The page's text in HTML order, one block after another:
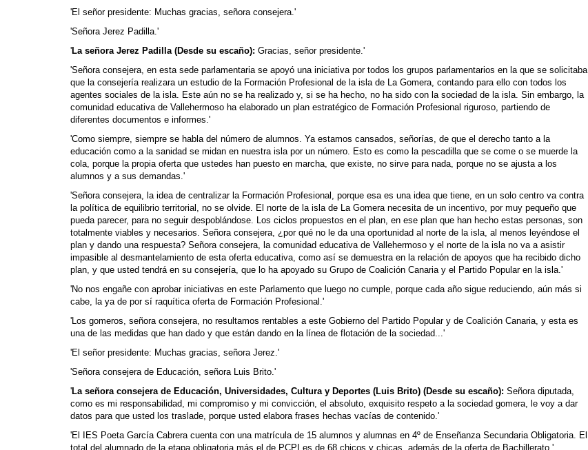
'El señor presidente: Muchas gracias, señora consejera.'
'Señora Jerez Padilla.'
'La señora Jerez Padilla (Desde su escaño): Gracias, señor presidente.'
'Señora consejera, en esta sede parlamentaria se apoyó una iniciativa por todos los grupos parlamentarios en la que se solicitaba
que la consejería realizara un estudio de la Formación Profesional de la isla de La Gomera, contando para ello con todos los
agentes sociales de la isla. Este aún no se ha realizado y, si se ha hecho, no ha sido con la sociedad de la isla. Sin embargo, la
comunidad educativa de Vallehermoso ha elaborado un plan estratégico de Formación Profesional riguroso, partiendo de
diferentes documentos e informes.'
'Como siempre, siempre se habla del número de alumnos. Ya estamos cansados, señorías, de que el derecho tanto a la
educación como a la sanidad se midan en nuestra isla por un número. Esto es como la pescadilla que se come o se muerde la
cola, porque la propia oferta que ustedes han puesto en marcha, que existe, no sirve para nada, porque no se ajusta a los
alumnos y a sus demandas.'
'Señora consejera, la idea de centralizar la Formación Profesional, porque esa es una idea que tiene, en un solo centro va contra
la política de equilibrio territorial, no se olvide. El norte de la isla de La Gomera necesita de un incentivo, por muy pequeño que
pueda parecer, para no seguir despoblándose. Los ciclos propuestos en el plan, en ese plan que han hecho estas personas, son
totalmente viables y necesarios. Señora consejera, ¿por qué no le da una oportunidad al norte de la isla, al menos leyéndose el
plan y dando una respuesta? Señora consejera, la comunidad educativa de Vallehermoso y el norte de la isla no va a asistir
impasible al desmantelamiento de esta oferta educativa, como así se demuestra en la relación de apoyos que ha recibido dicho
plan, y que usted tendrá en su consejería, que lo ha apoyado su Grupo de Coalición Canaria y el Partido Popular en la isla.'
'No nos engañe con aprobar iniciativas en este Parlamento que luego no cumple, porque cada año sigue reduciendo, aún más si
cabe, la ya de por sí raquítica oferta de Formación Profesional.'
'Los gomeros, señora consejera, no resultamos rentables a este Gobierno del Partido Popular y de Coalición Canaria, y esta es
una de las medidas que han dado y que están dando en la línea de flotación de la sociedad...'
'El señor presidente: Muchas gracias, señora Jerez.'
'Señora consejera de Educación, señora Luis Brito.'
'La señora consejera de Educación, Univer­sidades, Cultura y Deportes (Luis Brito) (Desde su escaño): Señora diputada,
como es mi responsabilidad, mi compromiso y mi convicción, el absoluto, exquisito respeto a la sociedad gomera, le voy a dar
datos para que usted los traslade, porque usted elabora frases hechas vacías de contenido.'
'El IES Poeta García Cabrera cuenta con una matrícula de 15 alumnos y alumnas en 4º de Enseñanza Secundaria Obligatoria. El
total del alumnado de la etapa obligatoria más el de PCPI es de 68 chicos y chicas, además de la oferta de Bachillerato.'